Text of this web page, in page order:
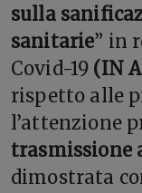
sulla
sanitarie” in
Covid-19 (IN
rispetto alle
l’attenzione
trasmissione
dimostrata